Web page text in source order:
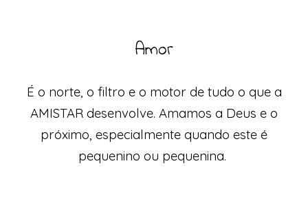
Amor
É o norte, o filtro e o motor de tudo o que a
AMISTAR desenvolve. Amamos a Deus e o
próximo, especialmente quando este é
pequenino ou pequenina.